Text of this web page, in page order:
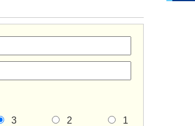
3 2 1